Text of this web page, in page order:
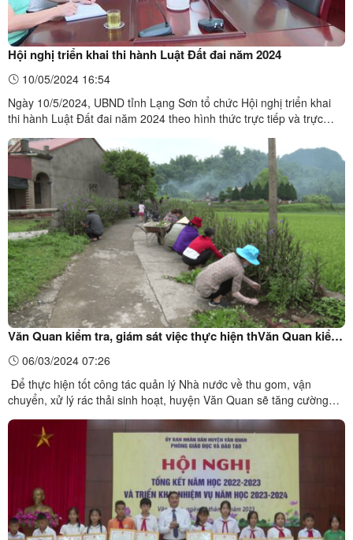
Hội nghị triển khai thi hành Luật Đất đai năm 2024
10/05/2024 16:54
Ngày 10/5/2024, UBND tỉnh Lạng Sơn tổ chức Hội nghị triển khai
thi hành Luật Đất đai năm 2024 theo hình thức trực tiếp và trực
huyện Văn Quan có đại diện Thường trực Huyện ủy, Thường trực
HĐND, Lãnh đạo UBND, Ủy ban MTTQ Việt Nam ...
Văn Quan kiểm tra, giám sát việc thực hiện thVăn Quan kiểm
tra, giám sát việc thực hiện thu gom, vận chuyển rác thải
sinh hoạtu gom, vận chuyển rác thải sinh hoạt
06/03/2024 07:26
Để thực hiện tốt công tác quản lý Nhà nước về thu gom, vận
chuyển, xử lý rác thải sinh hoạt, huyện Văn Quan sẽ tăng cường
rác thải sinh hoạt trên địa bàn nhằm cải thiện chất lượng môi
trường, đảm bảo sức khỏe cho cộng đồng và góp ...